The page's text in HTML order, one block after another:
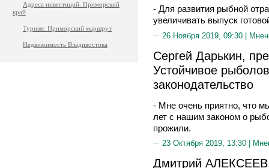
Адреса инвестиций. Приморский
край
Туризм: Приморский маршрут
Недвижимость Владивостока
- Для развития рыбной
увеличивать выпуск
26 Ноября 2019, 09:30 |
Сергей Дарькин,
Устойчивое
законодательство
- Мне очень приятно, что
лет с нашим законом о
прожили.
23 Октября 2019, 13:30 |
Дмитрий